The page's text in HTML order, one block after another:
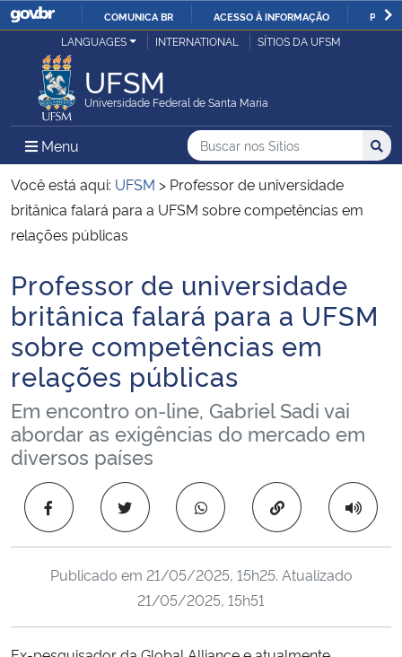
IR
COMUNICA BR ACESSO À INFORMAÇÃO
Ministério da Justiça e Segurança Pública
Ministério da Defesa
Ministério das Relações Exteriores
Ministério da Economia
Ministério da Infraestrutura
Ministério da Agricultura, Pecuária e Abastecimento
Ministério da Educação
Ministério da Cidadania
Ministério da Saúde
Ministério de Minas e Energia
Ministério do Meio Ambiente
LANGUAGES INTERNATIONAL SÍTIOS DA UFSM
UFSM
Universidade Federal de Santa Maria
Menu Menu Principal do Sítio
Busca
Buscar no nos Sítios
Busca:
Você está aqui: UFSM > Professor de universidade
britânica falará para a UFSM sobre competências em
relações públicas
Início do conteúdo
Professor de universidade
britânica falará para a UFSM
sobre competências em
relações públicas
Em encontro on-line, Gabriel Sadi vai
abordar as exigências do mercado em
diversos países
Copiar para área
Publicado em 21/05/2025, 15h25. Atualizado
21/05/2025, 15h51